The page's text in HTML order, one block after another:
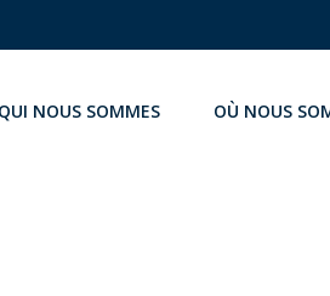
QUI NOUS SOMMES OÙ NOUS